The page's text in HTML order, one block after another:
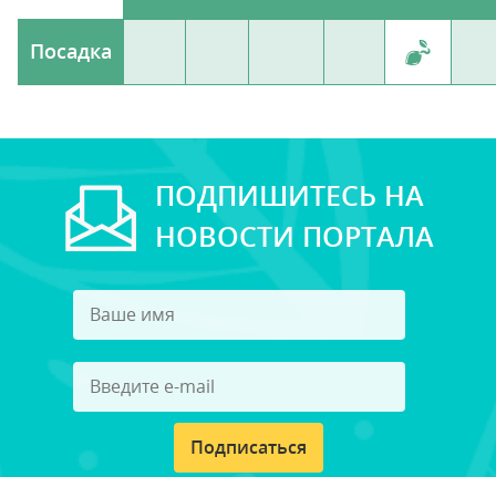
Посадка
ПОДПИШИТЕСЬ НА
НОВОСТИ ПОРТАЛА
Подписаться